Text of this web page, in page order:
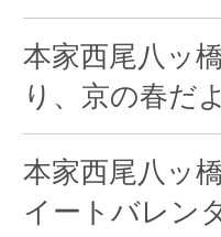
本家西尾八ッ
り、京の春だ
本家西尾八ッ
イートバレン